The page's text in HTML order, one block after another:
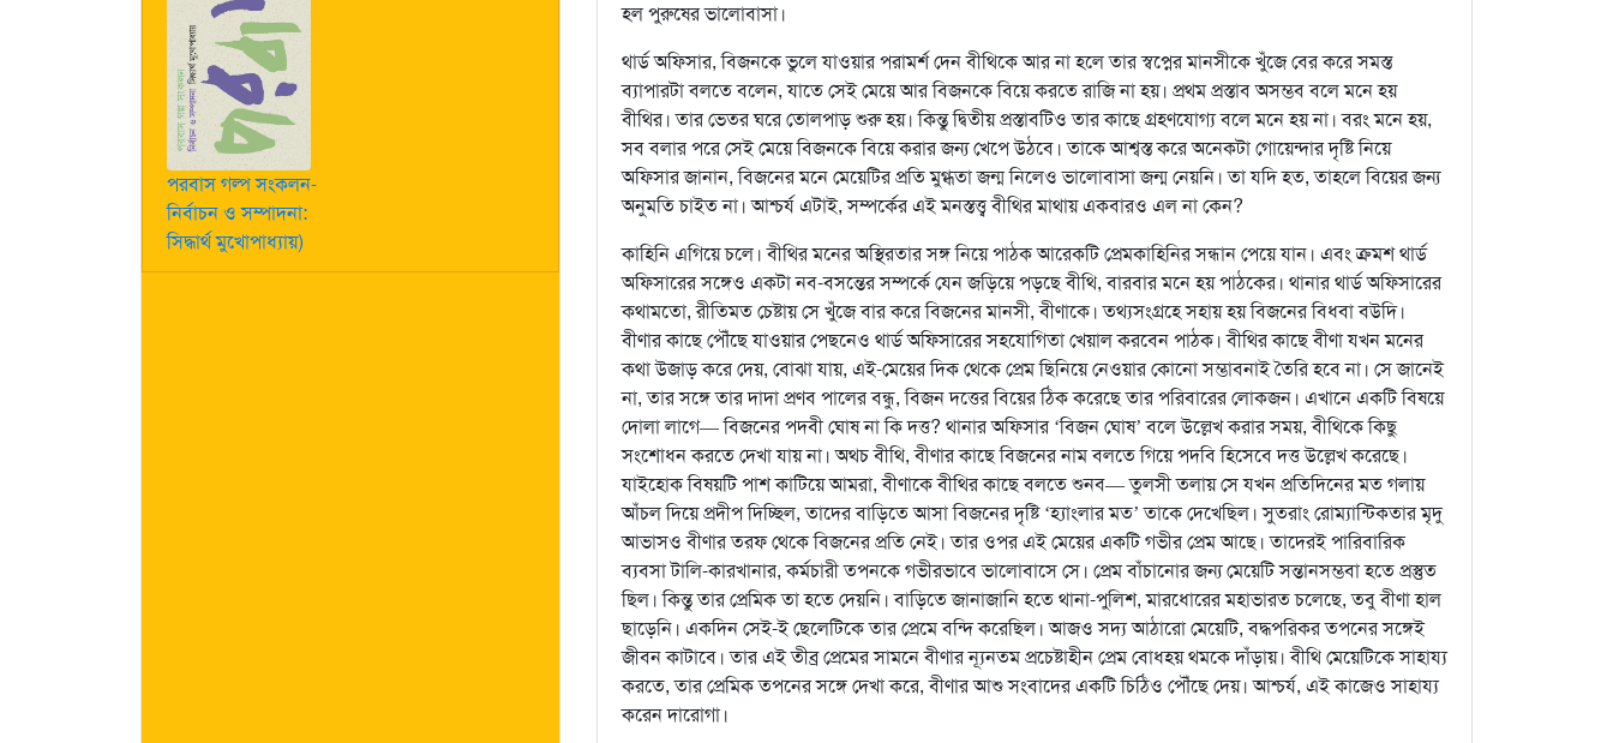
পরবাস গল্প সংকলন-
নির্বাচন ও সম্পাদনা:
সিদ্ধার্থ মুখোপাধ্যায়)
হল পুরুষের ভালোবাসা।
থার্ড অফিসার, বিজনকে ভুলে যাওয়ার পরামর্শ দেন বীথিকে আর না হলে তার স্বপ্নের মানসীকে খুঁজে বের করে সমস্ত
ব্যাপারটা বলতে বলেন, যাতে সেই মেয়ে আর বিজনকে বিয়ে করতে রাজি না হয়। প্রথম প্রস্তাব অসম্ভব বলে মনে হয়
বীথির। তার ভেতর ঘরে তোলপাড় শুরু হয়। কিন্তু দ্বিতীয় প্রস্তাবটিও তার কাছে গ্রহণযোগ্য বলে মনে হয় না। বরং মনে হয়,
সব বলার পরে সেই মেয়ে বিজনকে বিয়ে করার জন্য খেপে উঠবে। তাকে আশ্বস্ত করে অনেকটা গোয়েন্দার দৃষ্টি নিয়ে
অফিসার জানান, বিজনের মনে মেয়েটির প্রতি মুগ্ধতা জন্ম নিলেও ভালোবাসা জন্ম নেয়নি। তা যদি হত, তাহলে বিয়ের জন্য
অনুমতি চাইত না। আশ্চর্য এটাই, সম্পর্কের এই মনস্তত্ত্ব বীথির মাথায় একবারও এল না কেন?
কাহিনি এগিয়ে চলে। বীথির মনের অস্থিরতার সঙ্গ নিয়ে পাঠক আরেকটি প্রেমকাহিনির সন্ধান পেয়ে যান। এবং ক্রমশ থার্ড
অফিসারের সঙ্গেও একটা নব-বসন্তের সম্পর্কে যেন জড়িয়ে পড়ছে বীথি, বারবার মনে হয় পাঠকের। থানার থার্ড অফিসারের
কথামতো, রীতিমত চেষ্টায় সে খুঁজে বার করে বিজনের মানসী, বীণাকে। তথ্যসংগ্রহে সহায় হয় বিজনের বিধবা বউদি।
বীণার কাছে পৌঁছে যাওয়ার পেছনেও থার্ড অফিসারের সহযোগিতা খেয়াল করবেন পাঠক। বীথির কাছে বীণা যখন মনের
কথা উজাড় করে দেয়, বোঝা যায়, এই-মেয়ের দিক থেকে প্রেম ছিনিয়ে নেওয়ার কোনো সম্ভাবনাই তৈরি হবে না। সে জানেই
না, তার সঙ্গে তার দাদা প্রণব পালের বন্ধু, বিজন দত্তের বিয়ের ঠিক করেছে তার পরিবারের লোকজন। এখানে একটি বিষয়ে
দোলা লাগে— বিজনের পদবী ঘোষ না কি দত্ত? থানার অফিসার ‘বিজন ঘোষ’ বলে উল্লেখ করার সময়, বীথিকে কিছু
সংশোধন করতে দেখা যায় না। অথচ বীথি, বীণার কাছে বিজনের নাম বলতে গিয়ে পদবি হিসেবে দত্ত উল্লেখ করেছে।
যাইহোক বিষয়টি পাশ কাটিয়ে আমরা, বীণাকে বীথির কাছে বলতে শুনব— তুলসী তলায় সে যখন প্রতিদিনের মত গলায়
আঁচল দিয়ে প্রদীপ দিচ্ছিল, তাদের বাড়িতে আসা বিজনের দৃষ্টি ‘হ্যাংলার মত’ তাকে দেখেছিল। সুতরাং রোম্যান্টিকতার মৃদু
আভাসও বীণার তরফ থেকে বিজনের প্রতি নেই। তার ওপর এই মেয়ের একটি গভীর প্রেম আছে। তাদেরই পারিবারিক
ব্যবসা টালি-কারখানার, কর্মচারী তপনকে গভীরভাবে ভালোবাসে সে। প্রেম বাঁচানোর জন্য মেয়েটি সন্তানসম্ভবা হতে প্রস্তুত
ছিল। কিন্তু তার প্রেমিক তা হতে দেয়নি। বাড়িতে জানাজানি হতে থানা-পুলিশ, মারধোরের মহাভারত চলেছে, তবু বীণা হাল
ছাড়েনি। একদিন সেই-ই ছেলেটিকে তার প্রেমে বন্দি করেছিল। আজও সদ্য আঠারো মেয়েটি, বদ্ধপরিকর তপনের সঙ্গেই
জীবন কাটাবে। তার এই তীব্র প্রেমের সামনে বীণার ন্যূনতম প্রচেষ্টাহীন প্রেম বোধহয় থমকে দাঁড়ায়। বীথি মেয়েটিকে সাহায্য
করতে, তার প্রেমিক তপনের সঙ্গে দেখা করে, বীণার আশু সংবাদের একটি চিঠিও পৌঁছে দেয়। আশ্চর্য, এই কাজেও সাহায্য
করেন দারোগা।